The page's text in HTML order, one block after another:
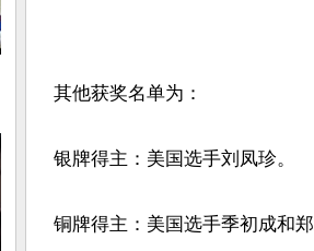
其他获奖名单为：
银牌得主：美国选手刘凤珍。
铜牌得主：美国选手季初成和